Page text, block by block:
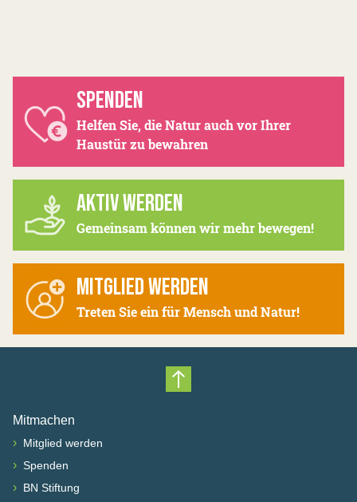
SPENDEN
Helfen Sie, die Natur auch vor Ihrer
Haustür zu bewahren
AKTIV WERDEN
Gemeinsam können wir mehr bewegen!
MITGLIED WERDEN
Treten Sie ein für Mensch und Natur!
Nach oben scrollen
Mitmachen
› Mitglied werden
› Spenden
› BN Stiftung